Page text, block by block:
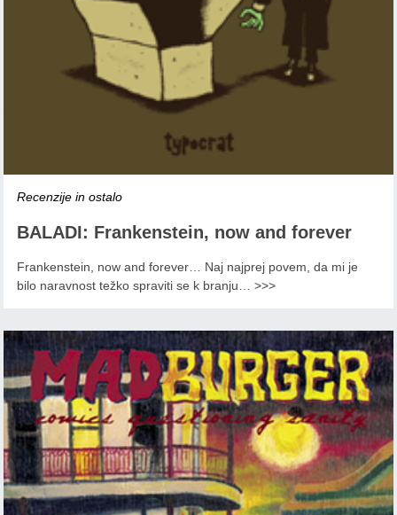
Recenzije in ostalo
BALADI: Frankenstein, now and forever
Frankenstein, now and forever… Naj najprej povem, da mi je
bilo naravnost težko spraviti se k branju…>>>